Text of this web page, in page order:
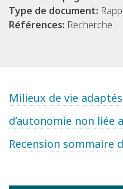
Type de document:
Références: Recherche
Milieux de vie
d’autonomie non liée
Recension sommaire